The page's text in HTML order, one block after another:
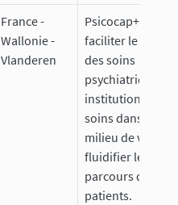
France -
Wallonie -
Vlanderen
Psicocap+ vise à
faciliter le
des soins
psychiatriques
institution vers
soins dans le
milieu de vie et à
fluidifier le
parcours des
patients.